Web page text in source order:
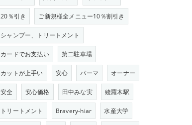
20％引き ご新規様全メニュー10％割引き
シャンプー、トリートメント
カードでお支払い 第二駐車場
カットが上手い 安心 パーマ オーナー
安全 安心価格 田中みな実 綾羅木駅
トリートメント Bravery-hiar 水産大学